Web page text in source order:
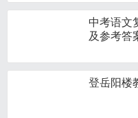
中考语文
及参考答
登岳阳楼